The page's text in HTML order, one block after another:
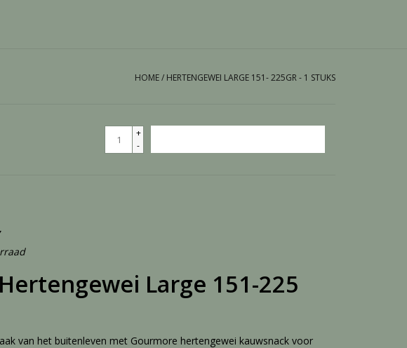
HOME/ HERTENGEWEI LARGE 151- 225GR - 1 STUKS
+
-
Large 151-225
van het buitenleven met Gourmore hertengewei kauwsnack voor